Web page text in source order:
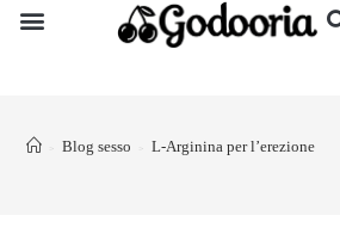
> Blog sesso > L-Arginina per l’erezione